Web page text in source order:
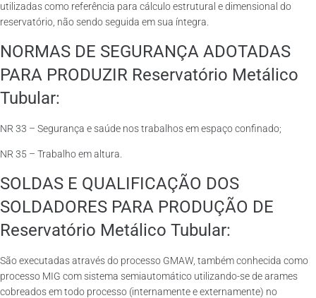
utilizadas como referência para cálculo estrutural e dimensional do
reservatório, não sendo seguida em sua íntegra.
NORMAS DE SEGURANÇA ADOTADAS
PARA PRODUZIR Reservatório Metálico
Tubular:
NR 33 – Segurança e saúde nos trabalhos em espaço confinado;
NR 35 – Trabalho em altura.
SOLDAS E QUALIFICAÇÃO DOS
SOLDADORES PARA PRODUÇÃO DE
Reservatório Metálico Tubular:
São executadas através do processo GMAW, também conhecida como
processo MIG com sistema semiautomático utilizando-se de arames
cobreados em todo processo (internamente e externamente) no